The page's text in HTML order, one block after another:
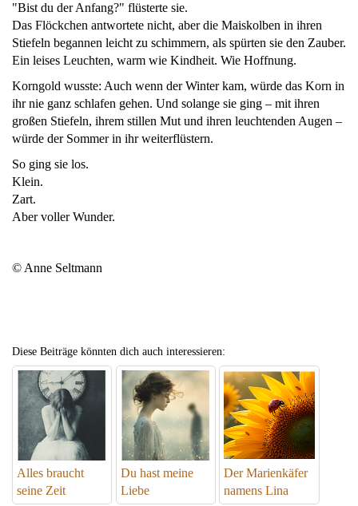
"Bist du der Anfang?" flüsterte sie.
Das Flöckchen antwortete nicht, aber die Maiskolben in ihren
Stiefeln begannen leicht zu schimmern, als spürten sie den Zauber.
Ein leises Leuchten, warm wie Kindheit. Wie Hoffnung.
Korngold wusste: Auch wenn der Winter kam, würde das Korn in
ihr nie ganz schlafen gehen. Und solange sie ging – mit ihren
großen Stiefeln, ihrem stillen Mut und ihren leuchtenden Augen –
würde der Sommer in ihr weiterflüstern.
So ging sie los.
Klein.
Zart.
Aber voller Wunder.
© Anne Seltmann
Diese Beiträge könnten dich auch interessieren:
Alles braucht
seine Zeit
Du hast meine
Liebe
Der Marienkäfer
namens Lina